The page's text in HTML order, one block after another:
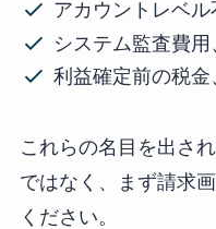
アカウントレベル
システム監査費用
利益確定前の税金
これらの名目を出さ
ではなく、まず請求
ください。